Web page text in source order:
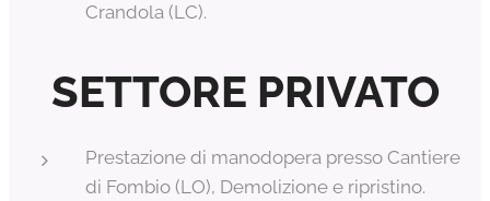
Crandola (LC).
SETTORE PRIVATO
Prestazione di manodopera presso Cantiere
di Fombio (LO), Demolizione e ripristino.